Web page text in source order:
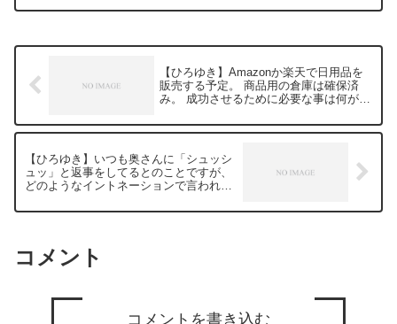
ません。よろしくお願いします。元動
付をするよ、その２。ジョージアワイン
を呑みながら。2024/01/11 J22
https://www.youtube.com/watch?
**************************ひろゆきさんの動
答形式にしてみました。過去にこんな質
問してるかな？と気になったことがあれ
ば、下記のサイトから検索してみてくだ
【ひろゆき】Amazonか楽天で日用品を
販売する予定。 商品用の倉庫は確保済
み。 成功させるために必要な事は何が考
り抜き 20240930
【ひろゆき】いつも奥さんに「シュッシ
ュッ」と返事をしてるとのことですが、
どのようなイントネーションで言われて
き 20240930
コメント
コメントを書き込む